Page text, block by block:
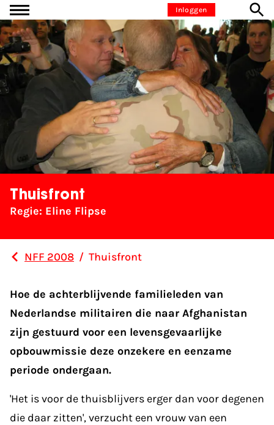
Ga naar inhoudInloggen
Thuisfront
Regie: Eline Flipse
NFF 2008 / Thuisfront
Hoe de achterblijvende familieleden van
Nederlandse militairen die naar Afghanistan
zijn gestuurd voor een levensgevaarlijke
opbouwmissie deze onzekere en eenzame
periode ondergaan.
'Het is voor de thuisblijvers erger dan voor degenen
die daar zitten', verzucht een vrouw van een